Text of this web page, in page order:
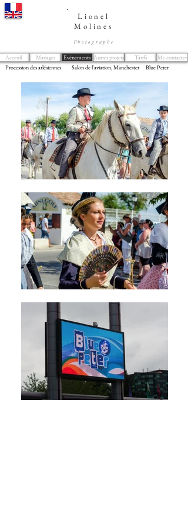
Lionel
Molines
Photographe
Acceuil Mariages Autres projets Tarifs Me contacter
Evènements
Procession des arlésiennes
Salon de l'aviation, Manchester Blue Peter